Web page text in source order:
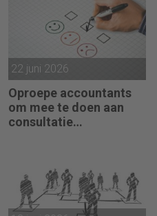
22 juni 2026
Oproepe accountants
om mee te doen aan
consultatie